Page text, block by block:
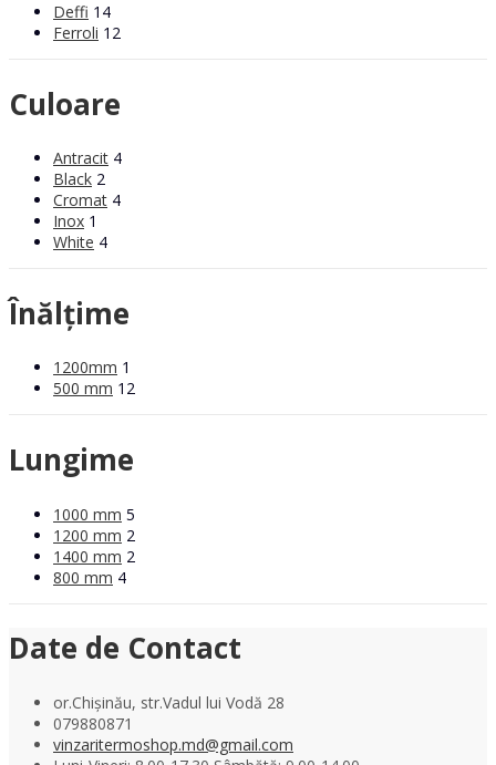
Deffi 14
Ferroli 12
Culoare
Antracit 4
Black 2
Cromat 4
Inox 1
White 4
Înălțime
1200mm 1
500 mm 12
Lungime
1000 mm 5
1200 mm 2
1400 mm 2
800 mm 4
Date de Contact
or.Chișinău, str.Vadul lui Vodă 28
079880871
vinzaritermoshop.md@gmail.com